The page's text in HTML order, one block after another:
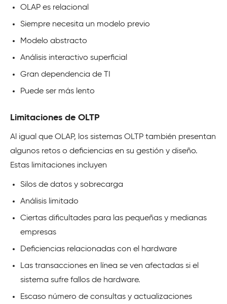
OLAP es relacional
Siempre necesita un modelo previo
Modelo abstracto
Análisis interactivo superficial
Gran dependencia de TI
Puede ser más lento
Limitaciones de OLTP
Al igual que OLAP, los sistemas OLTP también presentan
algunos retos o deficiencias en su gestión y diseño.
Estas limitaciones incluyen
Silos de datos y sobrecarga
Análisis limitado
Ciertas dificultades para las pequeñas y medianas
empresas
Deficiencias relacionadas con el hardware
Las transacciones en línea se ven afectadas si el
sistema sufre fallos de hardware.
Escaso número de consultas y actualizaciones